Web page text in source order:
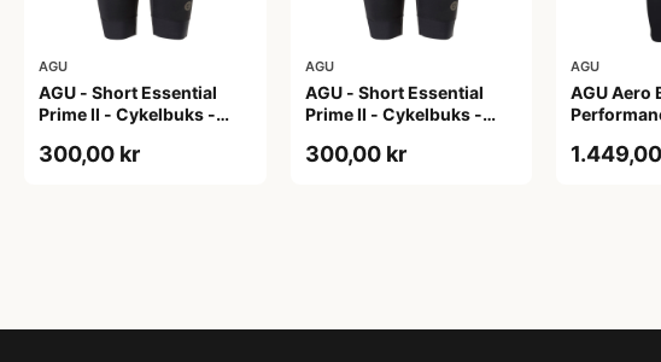
AGU
AGU - Short Essential
Prime II - Cykelbuks -
300,00 kr
AGU
AGU - Short Essential
Prime II - Cykelbuks -
300,00 kr
AGU
AGU Aero